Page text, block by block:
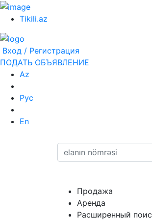
Tikili.az
Вход / Регистрация
ПОДАТЬ ОБЪЯВЛЕНИЕ
Az
Рус
En
Продажа
Аренда
Расширенный